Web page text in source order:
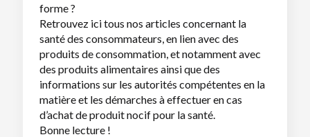
forme ?
Retrouvez ici tous nos articles concernant la
santé des consommateurs, en lien avec des
produits de consommation, et notamment avec
des produits alimentaires ainsi que des
informations sur les autorités compétentes en la
matière et les démarches à effectuer en cas
d’achat de produit nocif pour la santé.
Bonne lecture !